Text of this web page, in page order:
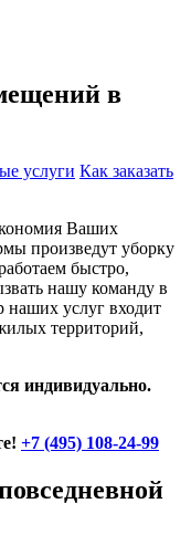
в
услуги Как заказать
Ваших
произведут уборку
быстро,
нашу команду в
наших услуг входит
территорий,
индивидуально.
+7 (495) 108-24-99